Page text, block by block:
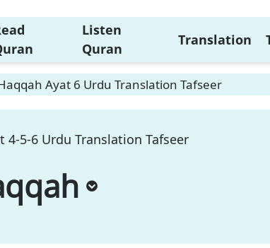
Listen
Quran
Translation
Ayat 6 Urdu Translation Tafseer
4-5-6 Urdu Translation Tafseer